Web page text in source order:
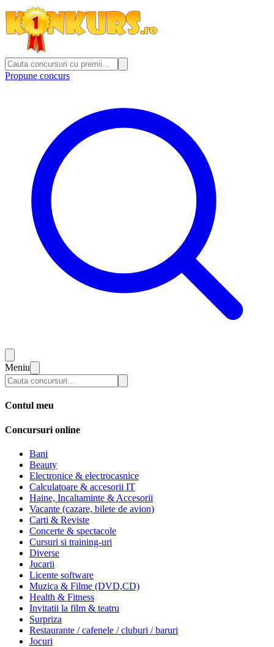
Propune concurs
Meniu
Contul meu
Concursuri online
Bani
Beauty
Electronice & electrocasnice
Calculatoare & accesorii IT
Haine, Incaltaminte & Accesorii
Vacante (cazare, bilete de avion)
Carti & Reviste
Concerte & spectacole
Cursuri si training-uri
Diverse
Jucarii
Licente software
Muzica & Filme (DVD,CD)
Health & Fitness
Invitatii la film & teatru
Surpriza
Restaurante / cafenele / cluburi / baruri
Jocuri